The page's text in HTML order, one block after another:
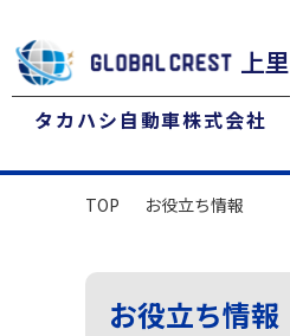
上里
タカハシ自動車株式会社
TOP お役立ち情報
お役立ち情報